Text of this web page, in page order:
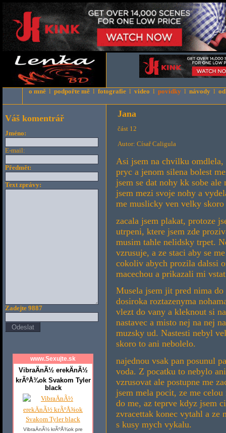
o mně l podpořte mě l fotografie l video l povídky l návody l
Jana
část 12
Autor: Císař Caligula
Asi jsem na chvilku
pryc a jenom silena bolest
jsem se dat nohy kk sobe
jsem mezi svoje nohy a
me muslicky ven velky
zacala jsem plakat, protoze
utrpeni, ktere jsem zde
musim tahle nelidsky trpet.
vzrusuje, a ze staci aby se
cokoliv abych prozila dalssi
macechou a prikazali mi
Musela jsem jit pred nima
dosiroka roztazenyma
vlezt do vany a kleknout si
nastavec a misto nej na nej
muzsky ud. Nastesti nebyl
skoro to ani nebolelo.
najednou vsak pan posunul
voda. Z pocatku to nebylo
vzrusovat ale postupne me
jsem mela pocit, ze me
do me, az teprve kdyz jsem
zvracettak konec vytahl a ze
s kusy mych vykalu.
Váš komentrář
Jméno:
E-mail:
Předmět:
Text zprávy:
Zadejte 9887
www.Sexujte.sk
VibraÄnÃ½ erekÄnÃ½
krÃºÅ¾ok Svakom Tyler
black
VibraÄnÃ½ krÃºÅ¾ok pre